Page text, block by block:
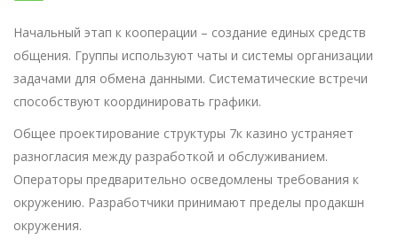
Начальный этап к кооперации – создание единых средств
общения. Группы используют чаты и системы организации
задачами для обмена данными. Систематические встречи
способствуют координировать графики.
Общее проектирование структуры 7к казино устраняет
разногласия между разработкой и обслуживанием.
Операторы предварительно осведомлены требования к
окружению. Разработчики принимают пределы продакшн
окружения.